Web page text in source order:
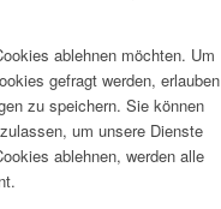
ablehnen möchten. Um
gefragt werden, erlauben
zu speichern. Sie können
um unsere Dienste
ablehnen, werden alle